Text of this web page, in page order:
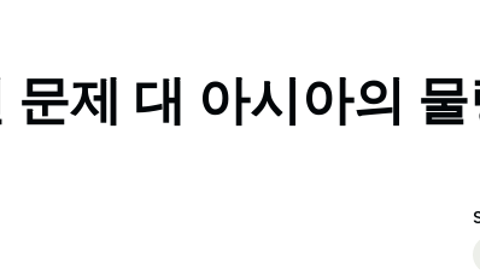
제 대 아시아의